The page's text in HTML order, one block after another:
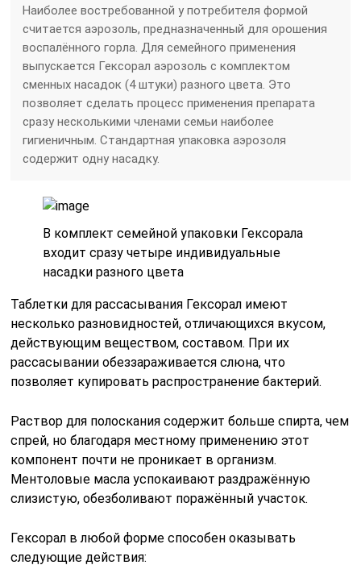
Наиболее востребованной у потребителя формой
считается аэрозоль, предназначенный для орошения
воспалённого горла. Для семейного применения
выпускается Гексорал аэрозоль с комплектом
сменных насадок (4 штуки) разного цвета. Это
позволяет сделать процесс применения препарата
сразу несколькими членами семьи наиболее
гигиеничным. Стандартная упаковка аэрозоля
содержит одну насадку.
В комплект семейной упаковки Гексорала
входит сразу четыре индивидуальные
насадки разного цвета
Таблетки для рассасывания Гексорал имеют
несколько разновидностей, отличающихся вкусом,
действующим веществом, составом. При их
рассасывании обеззараживается слюна, что
позволяет купировать распространение бактерий.
Раствор для полоскания содержит больше спирта, чем
спрей, но благодаря местному применению этот
компонент почти не проникает в организм.
Ментоловые масла успокаивают раздражённую
слизистую, обезболивают поражённый участок.
Гексорал в любой форме способен оказывать
следующие действия: